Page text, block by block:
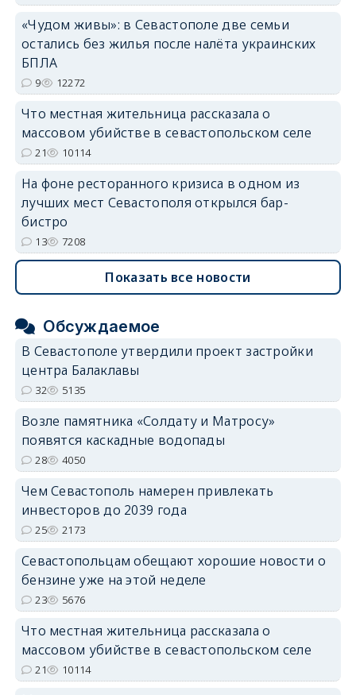
«Чудом живы»: в Севастополе две семьи
остались без жилья после налёта украинских
БПЛА
9 12272
Что местная жительница рассказала о
массовом убийстве в севастопольском селе
21 10114
На фоне ресторанного кризиса в одном из
лучших мест Севастополя открылся бар-
бистро
13 7208
Показать все новости
Обсуждаемое
В Севастополе утвердили проект застройки
центра Балаклавы
32 5135
Возле памятника «Солдату и Матросу»
появятся каскадные водопады
28 4050
Чем Севастополь намерен привлекать
инвесторов до 2039 года
25 2173
Севастопольцам обещают хорошие новости о
бензине уже на этой неделе
23 5676
Что местная жительница рассказала о
массовом убийстве в севастопольском селе
21 10114